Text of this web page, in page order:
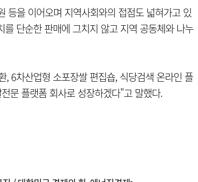
등을 이어오며 지역사회와의 접점도 넓혀가고 있
단순한 판매에 그치지 않고 지역 공동체와 나누
, 6차산업형 소포장쌀 편집숍, 식당검색 온라인 플
문 플랫폼 회사로 성장하겠다"고 말했다.